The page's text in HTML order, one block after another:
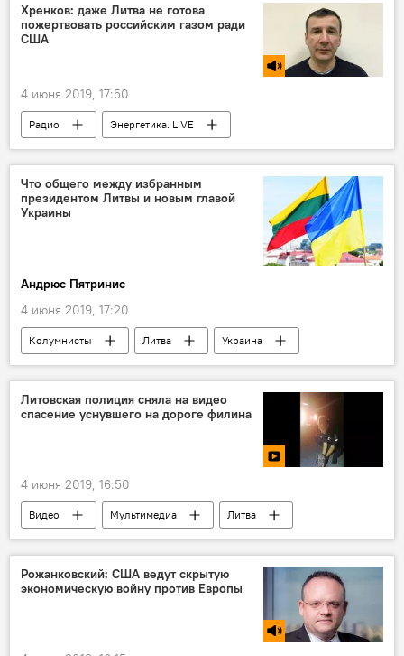
Хренков: даже Литва не готова
пожертвовать российским газом ради
США
4 июня 2019, 17:50
Радио
Энергетика. LIVE
"Северный поток – 2"
Строительство газопровода "Северный поток - 2"
Что общего между избранным
президентом Литвы и новым главой
Украины
Андрюс Пятринис
4 июня 2019, 17:20
Колумнисты Литва
Украина
Гитанас Науседа
Владимир Зеленский
Литовская полиция сняла на видео
спасение уснувшего на дороге филина
4 июня 2019, 16:50
Видео Мультимедиа
Литва
животные
Рожанковский: США ведут скрытую
экономическую войну против Европы